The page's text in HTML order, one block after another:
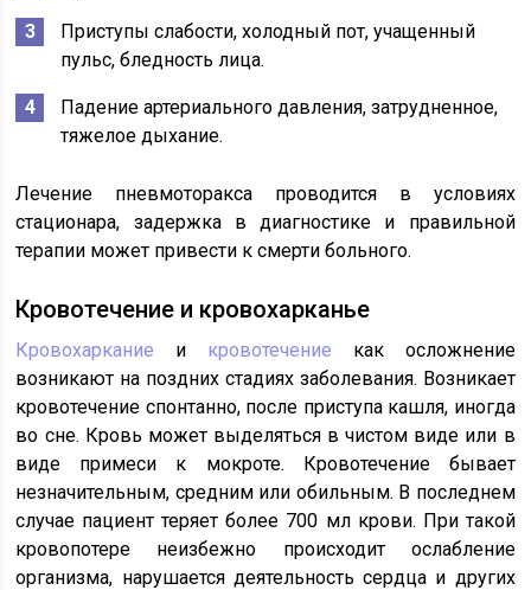
Приступы слабости, холодный пот, учащенный
пульс, бледность лица.
Падение артериального давления, затрудненное,
тяжелое дыхание.
Лечение пневмоторакса проводится в условиях
стационара, задержка в диагностике и правильной
терапии может привести к смерти больного.
Кровотечение и кровохарканье
Кровохаркание и кровотечение как осложнение
возникают на поздних стадиях заболевания. Возникает
кровотечение спонтанно, после приступа кашля, иногда
во сне. Кровь может выделяться в чистом виде или в
виде примеси к мокроте. Кровотечение бывает
незначительным, средним или обильным. В последнем
случае пациент теряет более 700 мл крови. При такой
кровопотере неизбежно происходит ослабление
организма, нарушается деятельность сердца и других